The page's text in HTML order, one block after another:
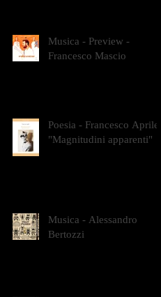
Musica - Preview -
Francesco Mascio
Poesia - Francesco Aprile -
"Magnitudini apparenti"
Musica - Alessandro
Bertozzi